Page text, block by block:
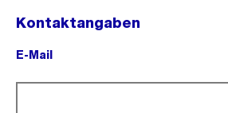
Kontaktangaben
E-Mail